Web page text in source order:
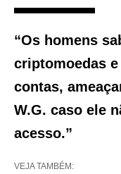
“Os homens
criptomoedas
contas,
W.G. caso ele
acesso.”
VEJA TAMBÉM: